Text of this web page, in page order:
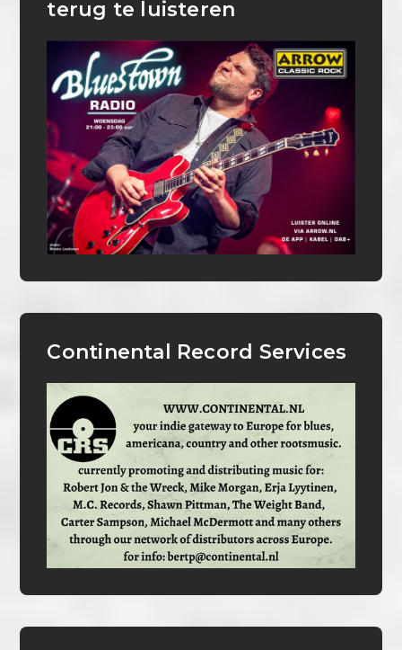
terug te luisteren
Continental Record Services